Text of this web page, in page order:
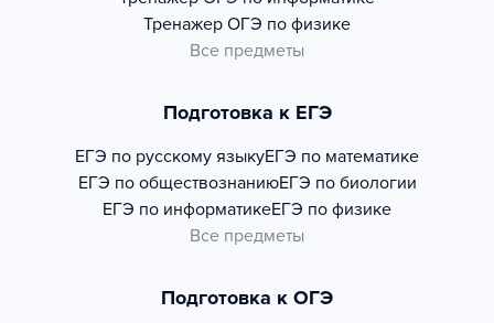
Тренажер ОГЭ по физике
Все предметы
Подготовка к ЕГЭ
ЕГЭ по русскому языкуЕГЭ по математике
ЕГЭ по обществознаниюЕГЭ по биологии
ЕГЭ по информатикеЕГЭ по физике
Все предметы
Подготовка к ОГЭ